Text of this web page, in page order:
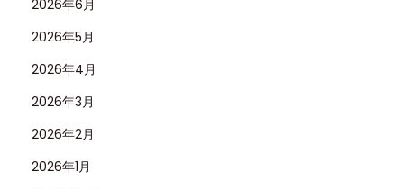
2026年6月
2026年5月
2026年4月
2026年3月
2026年2月
2026年1月